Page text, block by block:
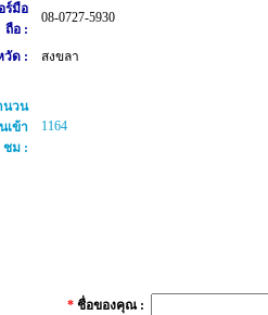
ร์มือ
ถือ :
08-0727-5930
วัด : สงขลา
นวน
เข้า
ชม :
1164
* ชื่อของคุณ :